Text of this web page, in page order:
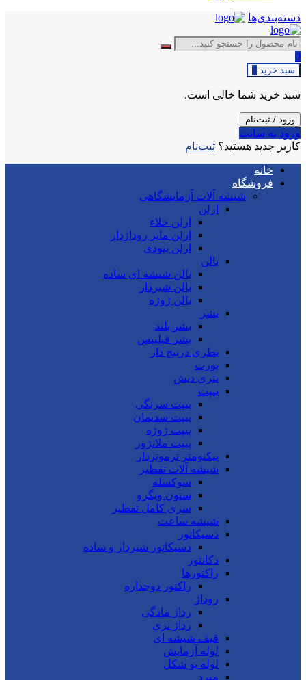
دسته‌بندی‌ها
0
سبد خرید
سبد خرید شما خالی است.
ورود / ثبت‌نام
ورود به سایت
کاربر جدید هستید؟ ثبت‌نام
خانه
فروشگاه
شیشه آلات آزمایشگاهی
ارلن
ارلن خلاء
ارلن مایر روداژدار
ارلن بیودی
بالن
بالن شیشه ای ساده
بالن شیردار
بالن ژوژه
بشر
بشر بلند
بشر فیلیپس
بطری درپیچ دار
بورت
پتری دیش
پیپت
پیپت سرنگی
پیپت سدیمان
پیپت ژوژه
پیپت ملانژور
پیکنومتر ترموتردار
شیشه آلات تقطیر
سوکسله
ستون ویگرو
سری کامل تقطیر
شیشه ساعت
دسیکاتور
دسیکاتور شیردار و ساده
دکانتور
راکتورها
راکتور دوجداره
روداژ
رداژ مادگی
رداژ نری
قیف شیشه ای
لوله آزمایش
لوله یو شکل
مبرد